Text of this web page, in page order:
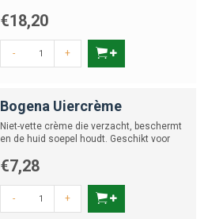
€18,20
- +
Bogena Uiercrème
Niet-vette crème die verzacht, beschermt
en de huid soepel houdt. Geschikt voor
€7,28
- +